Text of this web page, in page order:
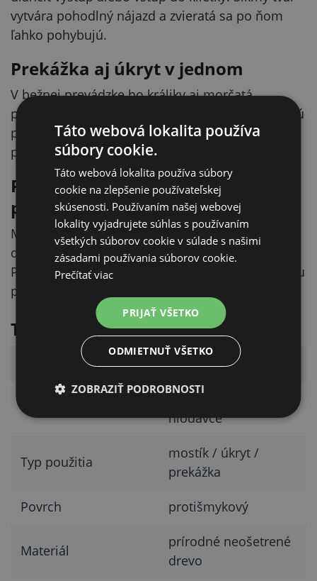
vytvára pohodlný nájazd a zvieratá sa po ňom
ľahko pohybujú.
Prekážka aj úkryt v jednom
V bežnej prevádzke ho králiky aj morčatá
používajú nielen ako most, ale aj ako samostatnú
prekážku alebo úkryt. Jednoducho tak obohatíte
prostredie bez zložitej inštalácie.
Prírodné drevo a protišmykový
povrch
Most je vyrobený z prírodného neošetreného
dreva, ktoré je odolné voči ohryzávaniu.
Protišmykový povrch pomáha istejšiemu došľapu
pri chôdzi aj behu.
Technické parametre
Parameter Hodnota
Určené pre
králiky, morčatá,
hlodavce
Typ použitia
mostík / úkryt /
prekážka
Povrch protišmykový
Materiál
prírodné neošetrené
drevo
Táto webová lokalita používa
súbory cookie.
Táto webová lokalita používa súbory
cookie na zlepšenie používateľskej
skúsenosti. Používaním našej webovej
lokality vyjadrujete súhlas s používaním
všetkých súborov cookie v súlade s našimi
zásadami používania súborov cookie.
Prečítať viac
PRIJAŤ VŠETKO
ODMIETNUŤ VŠETKO
ZOBRAZIŤ PODROBNOSTI